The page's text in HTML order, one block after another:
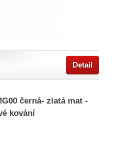
Detail
černá- zlatá mat -
kování